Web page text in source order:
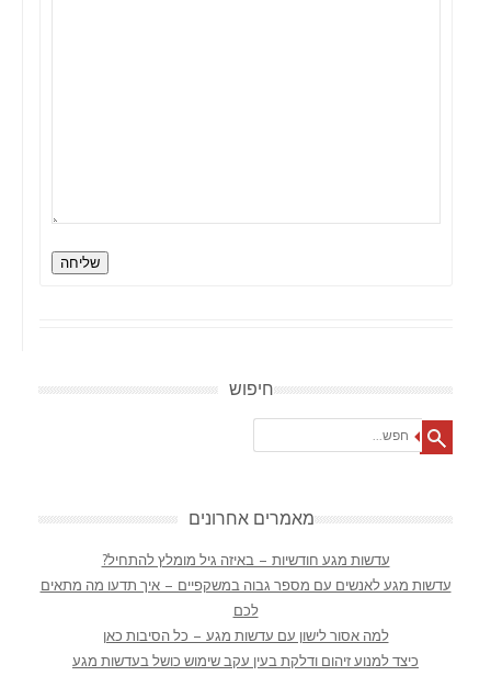
שליחה
חיפוש
מאמרים אחרונים
עדשות מגע חודשיות – באיזה גיל מומלץ להתחיל?
עדשות מגע לאנשים עם מספר גבוה במשקפיים – איך תדעו מה מתאים
לכם
למה אסור לישון עם עדשות מגע – כל הסיבות כאן
כיצד למנוע זיהום ודלקת בעין עקב שימוש כושל בעדשות מגע